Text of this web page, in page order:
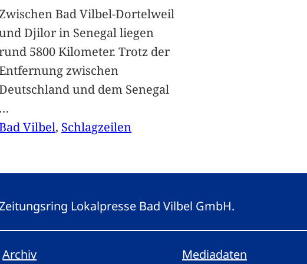
Bad Vilbel-Dortelweil
Djilor in Senegal liegen
5800 Kilometer. Trotz der
zwischen
und dem Senegal
…
Vilbel, Schlagzeilen
Lokalpresse Bad Vilbel GmbH.
Archiv Mediadaten